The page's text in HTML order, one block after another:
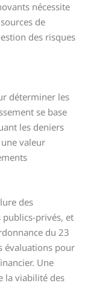
nécessite
de
des risques
déterminer les
se base
les deniers
valeur
des
privés, et
du 23
évaluations pour
Une
la viabilité des